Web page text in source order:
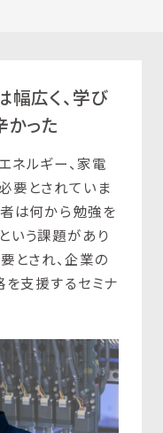
広く、学び
った
ネルギー、家電
要とされていま
は何から勉強を
いう課題があり
とされ、企業の
を支援するセミナ